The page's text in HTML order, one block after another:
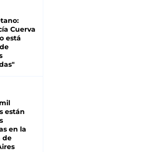
Cuerva
está
están
en la
de